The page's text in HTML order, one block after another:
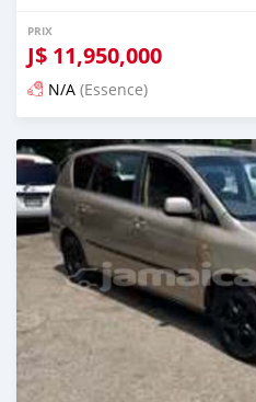
PRIX
J$ 11,950,000
N/A (Essence)
Publié il y a 3 mois